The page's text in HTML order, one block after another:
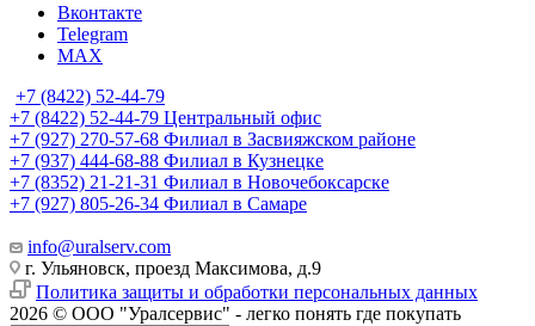
Вконтакте
Telegram
MAX
+7 (8422) 52-44-79
+7 (8422) 52-44-79 Центральный офис
+7 (927) 270-57-68 Филиал в Засвияжском районе
+7 (937) 444-68-88 Филиал в Кузнецке
+7 (8352) 21-21-31 Филиал в Новочебоксарске
+7 (927) 805-26-34 Филиал в Самаре
info@uralserv.com
г. Ульяновск, проезд Максимова, д.9
Политика защиты и обработки персональных данных
2026 © ООО "Уралсервис" - легко понять где покупать